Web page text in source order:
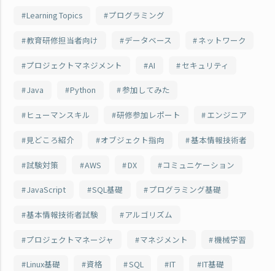
Learning Topics プログラミング
教育研修担当者向け データベース ネットワーク
プロジェクトマネジメント AI セキュリティ
Java Python 参加してみた
ヒューマンスキル 研修参加レポート エンジニア
見どころ紹介 オブジェクト指向 基本情報技術者
試験対策 AWS DX コミュニケーション
JavaScript SQL基礎 プログラミング基礎
基本情報技術者試験 アルゴリズム
プロジェクトマネージャ マネジメント 機械学習
Linux基礎 資格 SQL IT IT基礎